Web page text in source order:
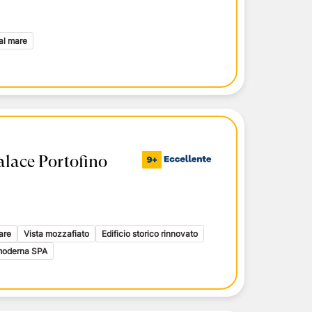
toscani
Isole Eolie
mare
Portofino
Vista mozzafiato
Edificio storico rinnovato
SPA